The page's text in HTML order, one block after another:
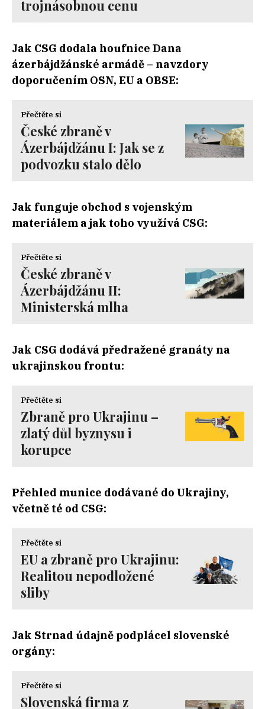
trojnásobnou cenu
Jak CSG dodala houfnice Dana
ázerbájdžánské armádě – navzdory
doporučením OSN, EU a OBSE:
Přečtěte si
České zbraně v
Ázerbájdžánu I: Jak se z
podvozku stalo dělo
Jak funguje obchod s vojenským
materiálem a jak toho využívá CSG:
Přečtěte si
České zbraně v
Ázerbájdžánu II:
Ministerská mlha
Jak CSG dodává předražené granáty na
ukrajinskou frontu:
Přečtěte si
Zbraně pro Ukrajinu –
zlatý důl byznysu i
korupce
Přehled munice dodávané do Ukrajiny,
včetně té od CSG:
Přečtěte si
EU a zbraně pro Ukrajinu:
Realitou nepodložené
sliby
Jak Strnad údajně podplácel slovenské
orgány:
Přečtěte si
Slovenská firma z